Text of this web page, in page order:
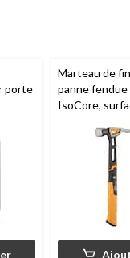
porte
Marteau de
panne fendue
IsoCore,